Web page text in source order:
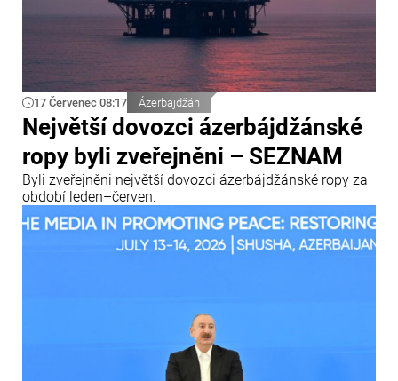
17 Červenec 08:17 Ázerbájdžán
Největší dovozci ázerbájdžánské
ropy byli zveřejněni – SEZNAM
Byli zveřejněni největší dovozci ázerbájdžánské ropy za
období leden–červen.